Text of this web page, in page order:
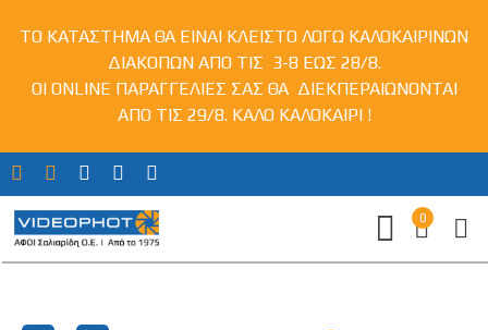
ΤΟ ΚΑΤΑΣΤΗΜΑ ΘΑ ΕΙΝΑΙ ΚΛΕΙΣΤΟ ΛΟΓΩ ΚΑΛΟΚΑΙΡΙΝΩΝ
ΔΙΑΚΟΠΩΝ ΑΠΟ ΤΙΣ 3-8 ΕΩΣ 28/8.
ΟΙ ONLINE ΠΑΡΑΓΓΕΛΙΕΣ ΣΑΣ ΘΑ ΔΙΕΚΠΕΡΑΙΩΝΟΝΤΑΙ
ΑΠΟ ΤΙΣ 29/8. ΚΑΛΟ ΚΑΛΟΚΑΙΡΙ !
0